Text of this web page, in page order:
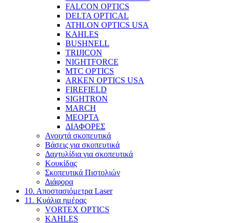
FALCON OPTICS
DELTA OPTICAL
ATHLON OPTICS USA
KAHLES
BUSHNELL
TRIJICON
NIGHTFORCE
MTC OPTICS
ARKEN OPTICS USA
FIREFIELD
SIGHTRON
MARCH
MEOPTA
ΔΙΑΦΟΡΕΣ
Ανοιχτά σκοπευτικά
Βάσεις για σκοπευτικά
Δαχτυλίδια για σκοπευτικά
Κουκίδας
Σκοπευτικά Πιστολιών
Διάφορα
10. Αποστασιόμετρα Laser
11. Κυάλια ημέρας
VORTEX OPTICS
KAHLES